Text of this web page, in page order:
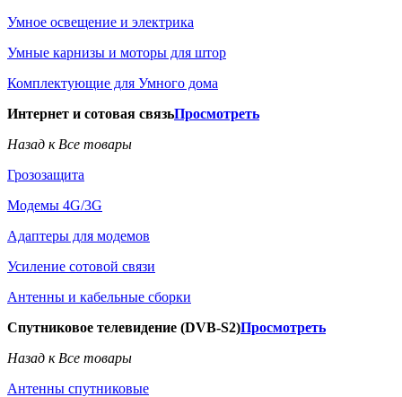
Умное освещение и электрика
Умные карнизы и моторы для штор
Комплектующие для Умного дома
Интернет и сотовая связьПросмотреть
Назад к Все товары
Грозозащита
Модемы 4G/3G
Адаптеры для модемов
Усиление сотовой связи
Антенны и кабельные сборки
Спутниковое телевидение (DVB-S2)Просмотреть
Назад к Все товары
Антенны спутниковые